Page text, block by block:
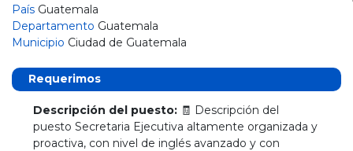
País Guatemala
Departamento Guatemala
Municipio Ciudad de Guatemala
Requerimos
Descripción del puesto: 🧾 Descripción del
puesto Secretaria Ejecutiva altamente organizada y
proactiva, con nivel de inglés avanzado y con